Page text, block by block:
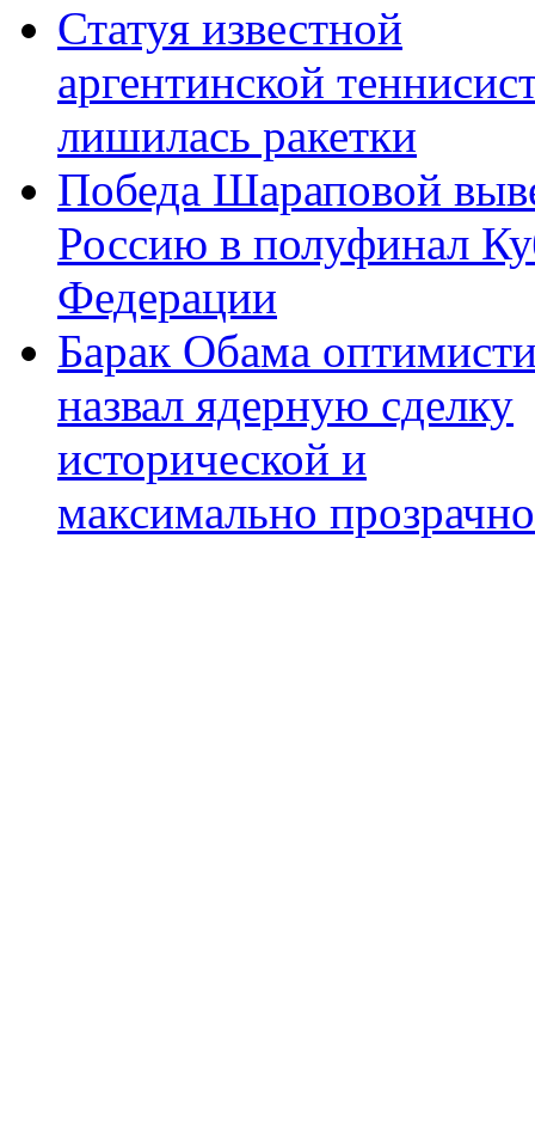
Статуя известной
аргентинской
лишилась ракетки
Победа Шараповой
Россию в полуфинал
Федерации
Барак Обама
назвал ядерную сделку
исторической и
максимально